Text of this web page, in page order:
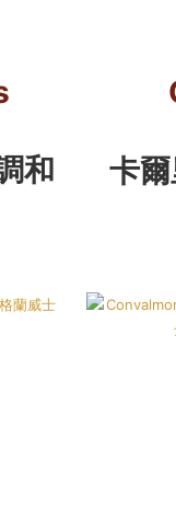
和 卡